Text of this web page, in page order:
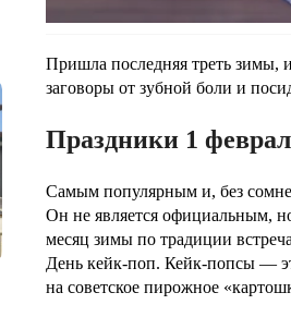
Пришла последняя треть зимы,
заговоры от зубной боли и
Праздники 1
Самым популярным и, без
Он не является официальным,
месяц зимы по традиции
День кейк-поп. Кейк-попсы —
на советское пирожное